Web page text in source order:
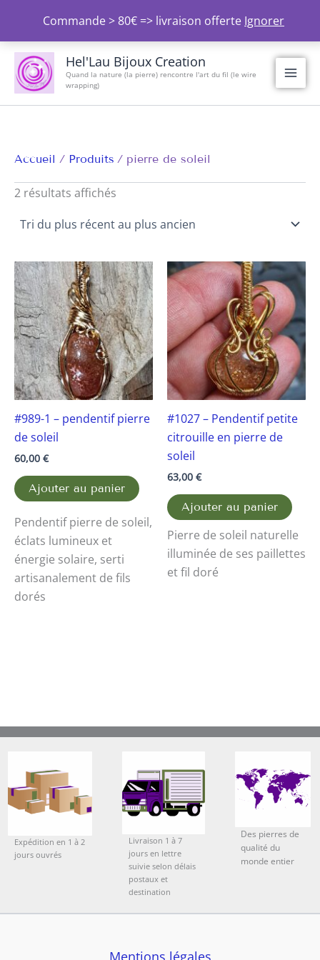
Commande > 80€ => livraison offerte Ignorer
contenu
Hel'Lau Bijoux Creation
Quand la nature (la pierre) rencontre l'art du fil (le wire
wrapping)
Accueil Produits pierre de soleil
2 résultats affichés
Trié
du
plus
récent
plus
#989-1 – pendentif pierre
de soleil
60,00 €
Ajouter au panier
Pendentif pierre de soleil,
éclats lumineux et
énergie solaire, serti
artisanalement de fils
dorés
#1027 – Pendentif petite
citrouille en pierre de
soleil
63,00 €
Ajouter au panier
Pierre de soleil naturelle
illuminée de ses paillettes
et fil doré
Expédition en 1 à 2
jours ouvrés
Livraison 1 à 7
jours en lettre
suivie selon délais
postaux et
destination
Des pierres de
qualité du
monde entier
Mentions légales